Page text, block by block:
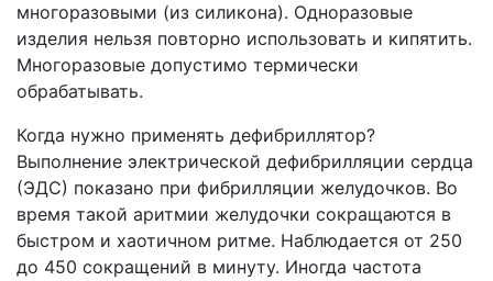
многоразовыми (из силикона). Одноразовые
изделия нельзя повторно использовать и кипятить.
Многоразовые допустимо термически
обрабатывать.
Когда нужно применять дефибриллятор?
Выполнение электрической дефибрилляции сердца
(ЭДС) показано при фибрилляции желудочков. Во
время такой аритмии желудочки сокращаются в
быстром и хаотичном ритме. Наблюдается от 250
до 450 сокращений в минуту. Иногда частота